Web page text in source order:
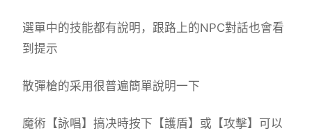
選單中的技能都有說明，跟路上的NPC對話也會看
到提示
散彈槍的采用很普遍簡單說明一下
魔術【詠唱】搞决時按下【護盾】或【攻擊】可以